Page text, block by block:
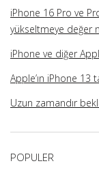
iPhone 16 Pro ve
yükseltmeye değer
iPhone ve diğer
Apple’ın iPhone 13
Uzun zamandır
POPULER